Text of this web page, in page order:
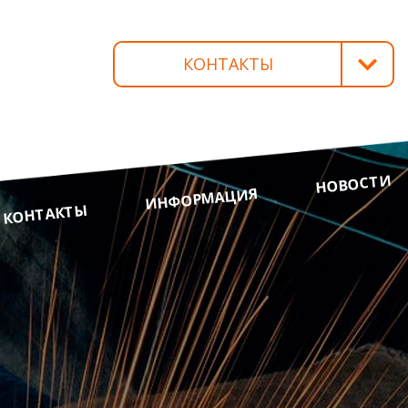
КОНТАКТЫ
+375 232 93-65-71
(ПРИЕМНАЯ)
+375 232 92-73-32
(ГЛАВНЫЙ ИНЖЕНЕР)
+375 232 93-65-72
(ГЛАВНЫЙ БУХГАЛТЕР)
+375 232 92-71-34
(ОТДЕЛ СНАБЖЕНИЯ И СБЫТА)
+375 232 93-65-77
(ПРОИЗВОДСТВЕННЫЙ ОТДЕЛ)
+375 232 93-65-75
(БУХГАЛТЕРИЯ)
КОНТАКТЫ ИНФОРМАЦИЯ НОВОСТИ